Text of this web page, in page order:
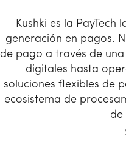
Kushki es la
generación en pagos.
de pago a través de
digitales hasta
soluciones flexibles de
ecosistema de
de